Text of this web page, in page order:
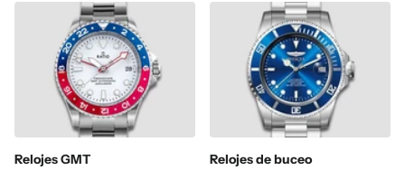
Relojes GMT Relojes de buceo